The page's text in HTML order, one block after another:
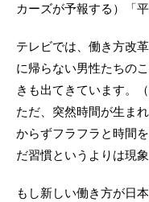
カーズが予報する）「
テレビでは、働き方改
に帰らない男性たちの
きも出てきています。
ただ、突然時間が生ま
からずフラフラと時間
だ習慣というよりは現
もし新しい働き方が日